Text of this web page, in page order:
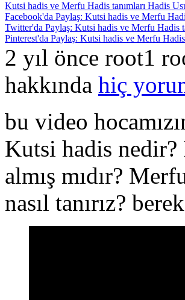
Kutsi hadis ve Merfu Hadis tanımları Hadis
Facebook'da Paylaş: Kutsi hadis ve Merfu
Twitter'da Paylaş: Kutsi hadis ve Merfu Hadis
Pinterest'da Paylaş: Kutsi hadis ve Merfu
2 yıl önce root1
hakkında hiç
bu video
Kutsi hadis nedir?
almış mıdır?
nasıl tanırız?